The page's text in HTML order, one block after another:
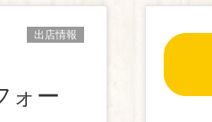
出店情報